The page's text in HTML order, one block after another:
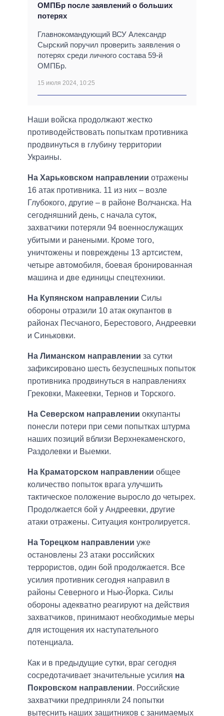
ОМПБр после заявлений о больших
потерях
Главнокомандующий ВСУ Александр
Сырский поручил проверить заявления о
потерях среди личного состава 59-й
ОМПБр.
15 июля 2024, 10:25
Наши войска продолжают жестко
противодействовать попыткам противника
продвинуться в глубину территории
Украины.
На Харьковском направлении отражены
16 атак противника. 11 из них – возле
Глубокого, другие – в районе Волчанска. На
сегодняшний день, с начала суток,
захватчики потеряли 94 военнослужащих
убитыми и ранеными. Кроме того,
уничтожены и повреждены 13 артсистем,
четыре автомобиля, боевая бронированная
машина и две единицы спецтехники.
На Купянском направлении Силы
обороны отразили 10 атак окупантов в
районах Песчаного, Берестового, Андреевки
и Синьковки.
На Лиманском направлении за сутки
зафиксировано шесть безуспешных попыток
противника продвинуться в направлениях
Грековки, Макеевки, Тернов и Торского.
На Северском направлении оккупанты
понесли потери при семи попытках штурма
наших позиций вблизи Верхнекаменского,
Раздолевки и Выемки.
На Краматорском направлении общее
количество попыток врага улучшить
тактическое положение выросло до четырех.
Продолжается бой у Андреевки, другие
атаки отражены. Ситуация контролируется.
На Торецком направлении уже
остановлены 23 атаки российских
террористов, один бой продолжается. Все
усилия противник сегодня направил в
районы Северного и Нью-Йорка. Силы
обороны адекватно реагируют на действия
захватчиков, принимают необходимые меры
для истощения их наступательного
потенциала.
Как и в предыдущие сутки, враг сегодня
сосредотачивает значительные усилия на
Покровском направлении. Российские
захватчики предприняли 24 попытки
вытеснить наших защитников с занимаемых